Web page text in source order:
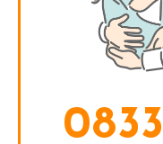
ユーザーが利用中のサー
ーン等及び当社が提供す
利用規約に違反したユー